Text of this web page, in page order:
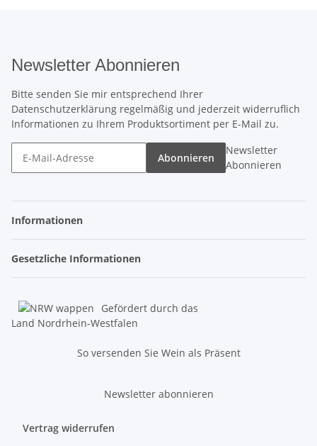
Newsletter Abonnieren
Bitte senden Sie mir entsprechend Ihrer
Datenschutzerklärung regelmäßig und jederzeit widerruflich
Informationen zu Ihrem Produktsortiment per E-Mail zu.
Abonnieren
Newsletter
Abonnieren
Informationen
Gesetzliche Informationen
Gefördert durch das
Land Nordrhein-Westfalen
So versenden Sie Wein als Präsent
Newsletter abonnieren
Vertrag widerrufen